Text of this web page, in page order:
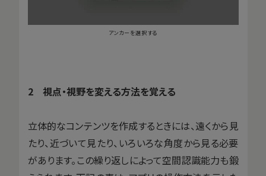
アンカーを選択する
2 視点・視野を変える方法を覚える
立体的なコンテンツを作成するときには、遠くから見
たり、近づいて見たり、いろいろな角度から見る必要
があります。この繰り返しによって空間認識能力も鍛